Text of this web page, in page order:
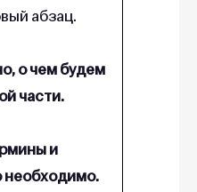
абзац.
о чем будем
части.
и
необходимо.